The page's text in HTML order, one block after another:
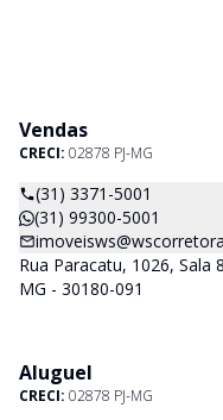
Vendas
CRECI: 02878 PJ-MG
(31) 3371-5001
(31) 99300-5001
Rua Paracatu, 1026,
MG - 30180-091
Aluguel
CRECI: 02878 PJ-MG